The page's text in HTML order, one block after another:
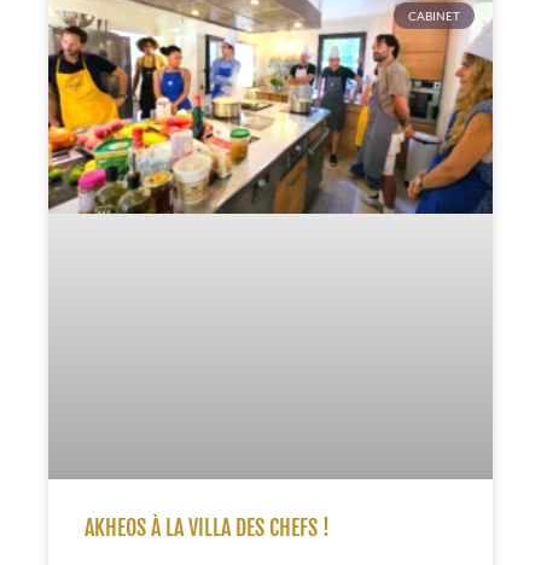
CABINET
AKHEOS À LA VILLA DES CHEFS !